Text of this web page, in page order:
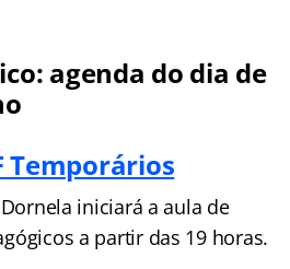
agenda do dia de
Temporários
iniciará a aula de
a partir das 19 horas.